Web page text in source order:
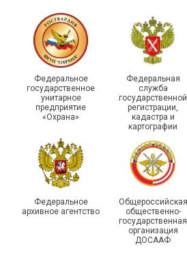
215-й юбилей
государственной
статистики отметили в
Республике Саха (Якутия)
Федеральное
государственное
унитарное
предприятие
«Охрана»
Федеральная
служба
государственной
регистрации,
кадастра и
картографии
Федеральное
архивное агентство
Общероссийская
общественно-
государственная
организация
ДОСААФ